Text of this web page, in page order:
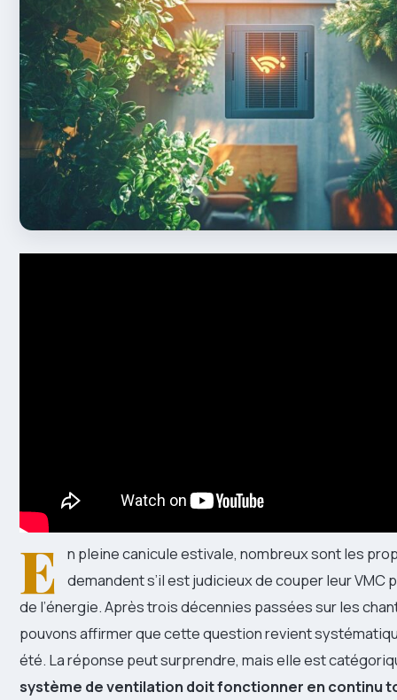
E
n pleine canicule estivale, nombreux sont les
demandent s’il est judicieux de couper leur VMC
de l’énergie. Après trois décennies passées sur les
pouvons affirmer que cette question revient
été. La réponse peut surprendre, mais elle est
système de ventilation doit fonctionner en continu